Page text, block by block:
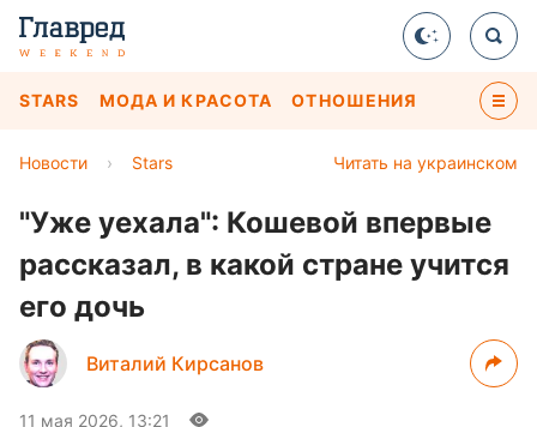
STARS МОДА И КРАСОТА ОТНОШЕНИЯ
Читать на украинском
Новости › Stars
"Уже уехала": Кошевой впервые
рассказал, в какой стране учится
его дочь
Виталий Кирсанов
11 мая 2026, 13:21